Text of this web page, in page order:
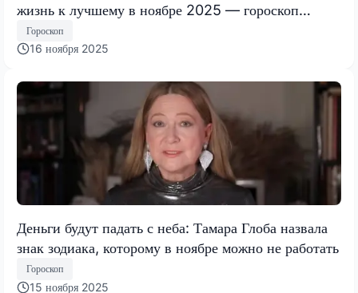
жизнь к лучшему в ноябре 2025 — гороскоп
Тамары Глобы
Гороскоп
16 ноября 2025
Деньги будут падать с неба: Тамара Глоба назвала
знак зодиака, которому в ноябре можно не работать
Гороскоп
15 ноября 2025